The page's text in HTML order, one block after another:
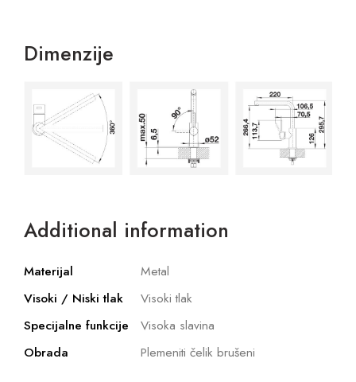
Dimenzije
Additional information
Materijal
Metal
Visoki / Niski tlak
Visoki tlak
Specijalne funkcije
Visoka slavina
Obrada
Plemeniti čelik brušeni